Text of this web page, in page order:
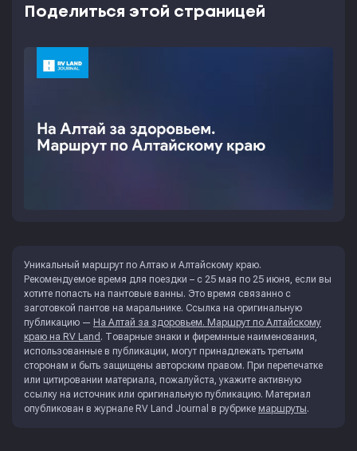
Поделиться этой страницей
Уникальный маршрут по Алтаю и Алтайскому краю.
Рекомендуемое время для поездки – с 25 мая по 25 июня, если вы
хотите попасть на пантовые ванны. Это время связанно с
заготовкой пантов на маральнике. Ссылка на оригинальную
публикацию — На Алтай за здоровьем. Маршрут по Алтайскому
краю на RV Land . Товарные знаки и фиремнные наименования,
использованные в публикации, могут принадлежать третьим
сторонам и быть защищены авторским правом. При перепечатке
или цитировании материала, пожалуйста, укажите активную
ссылку на источник или оригинальную публикацию. Материал
опубликован в журнале RV Land Journal в рубрике маршруты.